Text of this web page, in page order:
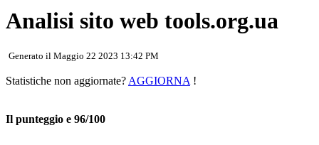
Analisi sito web tools.org.ua
Generato il Maggio 22 2023 13:42 PM
Statistiche non aggiornate? AGGIORNA !
Il punteggio e 96/100